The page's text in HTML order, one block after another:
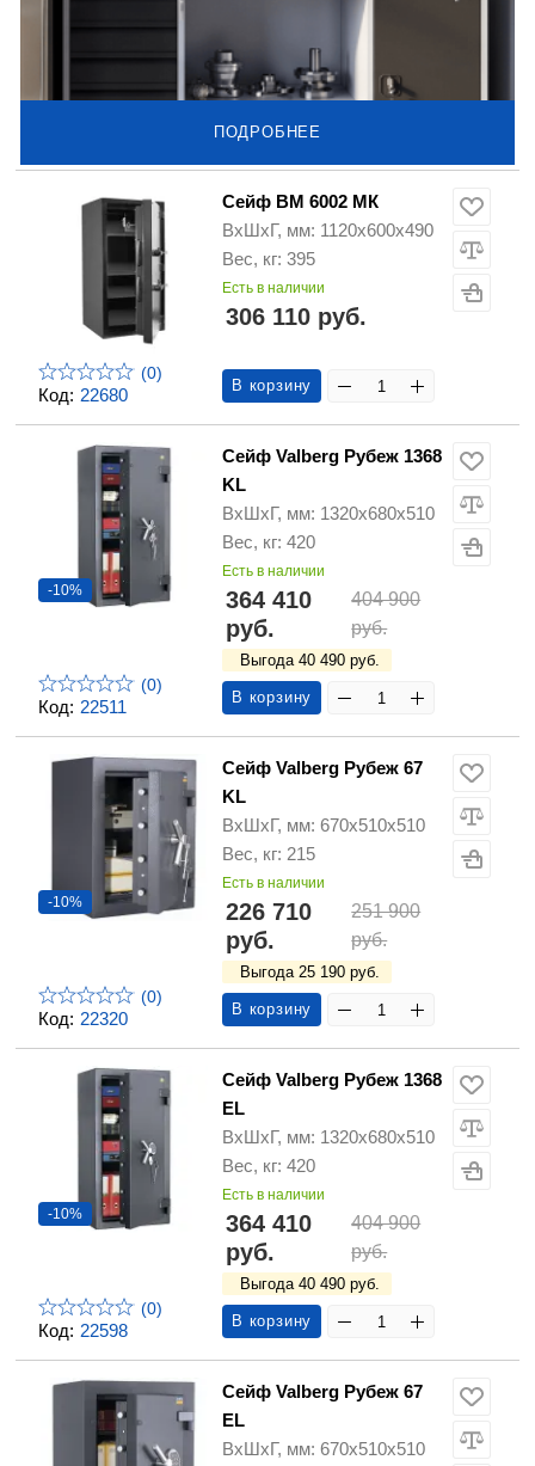
ПОДРОБНЕЕ
Код: 22680
(0)
Сейф ВМ 6002 МК
ВхШхГ, мм: 1120х600х490
Вес, кг: 395
Есть в наличии
306 110 руб.
В корзину
Код: 22511
-10%
(0)
Сейф Valberg Рубеж 1368
KL
ВхШхГ, мм: 1320х680х510
Вес, кг: 420
Есть в наличии
364 410
руб.
404 900
руб.
Выгода 40 490 руб.
В корзину
Код: 22320
-10%
(0)
Сейф Valberg Рубеж 67
KL
ВхШхГ, мм: 670х510х510
Вес, кг: 215
Есть в наличии
226 710
руб.
251 900
руб.
Выгода 25 190 руб.
В корзину
Код: 22598
-10%
(0)
Сейф Valberg Рубеж 1368
EL
ВхШхГ, мм: 1320х680х510
Вес, кг: 420
Есть в наличии
364 410
руб.
404 900
руб.
Выгода 40 490 руб.
В корзину
Сейф Valberg Рубеж 67
EL
ВхШхГ, мм: 670х510х510